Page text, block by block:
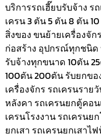
บริการรถเฮี๊ยบรับจ้าง ร
เครน 3 ตัน 5 ตัน 8 ตัน
สิ่งของ ขนย้ายเครื่องจั
ก่อสร้าง อุปกรณ์ทุกชนิด
รับจ้างทุกขนาด 10ตัน
100ตัน 200ตัน รับยกข
เครื่องจักร รถเครนราย
หลังคา รถเครนยกตู้คอ
เครนโรงงาน รถเครนย
ยกเสา รถเครนยกเสาไ